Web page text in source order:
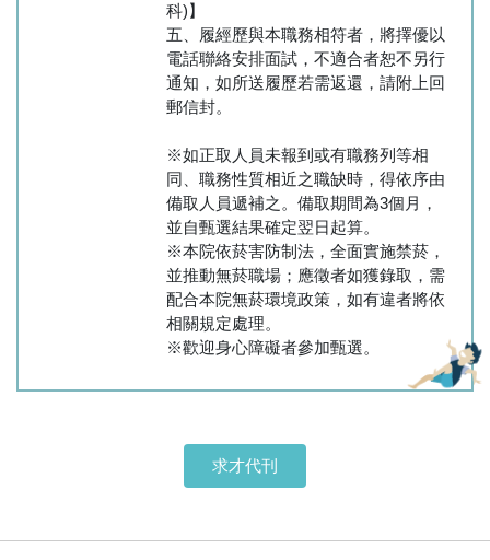
科)】
五、履經歷與本職務相符者，將擇優以
電話聯絡安排面試，不適合者恕不另行
通知，如所送履歷若需返還，請附上回
郵信封。
※如正取人員未報到或有職務列等相
同、職務性質相近之職缺時，得依序由
備取人員遞補之。備取期間為3個月，
並自甄選結果確定翌日起算。
※本院依菸害防制法，全面實施禁菸，
並推動無菸職場；應徵者如獲錄取，需
配合本院無菸環境政策，如有違者將依
相關規定處理。
※歡迎身心障礙者參加甄選。
求才代刊